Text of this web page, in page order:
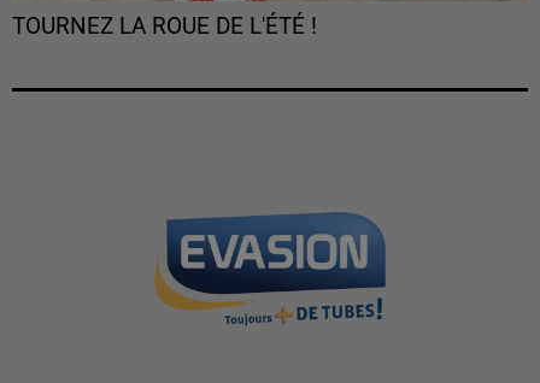
TOURNEZ LA ROUE DE L'ÉTÉ !